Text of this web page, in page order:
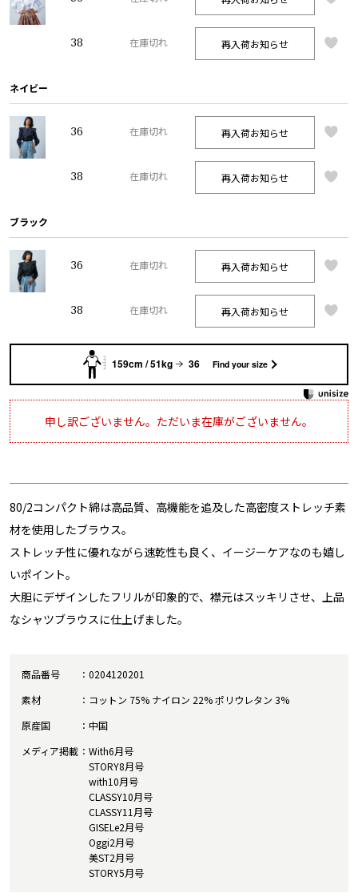
38 在庫切れ 再入荷お知らせ
ネイビー
36 在庫切れ 再入荷お知らせ
38 在庫切れ 再入荷お知らせ
ブラック
36 在庫切れ 再入荷お知らせ
38 在庫切れ 再入荷お知らせ
159cm / 51kg 36 Find your size
申し訳ございません。ただいま在庫がございません。
80/2コンパクト綿は高品質、高機能を追及した高密度ストレッチ素
材を使用したブラウス。
ストレッチ性に優れながら速乾性も良く、イージーケアなのも嬉し
いポイント。
大胆にデザインしたフリルが印象的で、襟元はスッキリさせ、上品
なシャツブラウスに仕上げました。
商品番号
0204120201
素材
コットン 75% ナイロン 22% ポリウレタン 3%
原産国
中国
メディア掲載
With6月号
STORY8月号
with10月号
CLASSY10月号
CLASSY11月号
GISELe2月号
Oggi2月号
美ST2月号
STORY5月号